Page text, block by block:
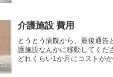
介護施設 費用
とうとう病院から、最後通告
護施設なんかに移動してくだ
どれくらい1か月にコストが